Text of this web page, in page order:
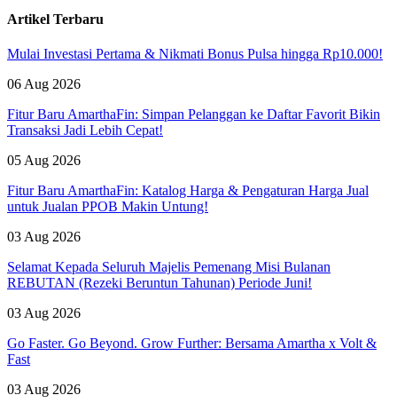
Artikel Terbaru
Mulai Investasi Pertama & Nikmati Bonus Pulsa hingga Rp10.000!
06 Aug 2026
Fitur Baru AmarthaFin: Simpan Pelanggan ke Daftar Favorit Bikin
Transaksi Jadi Lebih Cepat!
05 Aug 2026
Fitur Baru AmarthaFin: Katalog Harga & Pengaturan Harga Jual
untuk Jualan PPOB Makin Untung!
03 Aug 2026
Selamat Kepada Seluruh Majelis Pemenang Misi Bulanan
REBUTAN (Rezeki Beruntun Tahunan) Periode Juni!
03 Aug 2026
Go Faster. Go Beyond. Grow Further: Bersama Amartha x Volt &
Fast
03 Aug 2026